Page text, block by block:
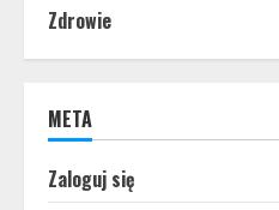
Zdrowie
META
Zaloguj się